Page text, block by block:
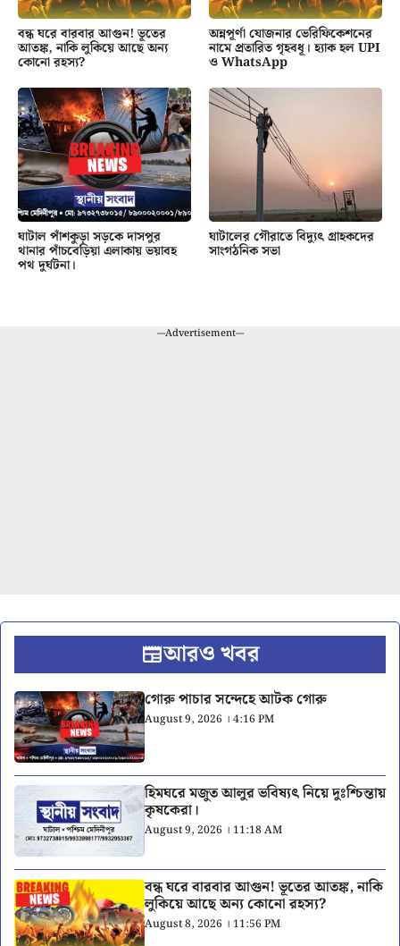
বন্ধ ঘরে বারবার আগুন! ভূতের
আতঙ্ক, নাকি লুকিয়ে আছে অন্য
কোনো রহস্য?
অন্নপূর্ণা যোজনার ভেরিফিকেশনের
নামে প্রতারিত গৃহবধূ। হ্যাক হল UPI
ও WhatsApp
ঘাটাল পাঁশকুড়া সড়কে দাসপুর
থানার পাঁচবেড়িয়া এলাকায় ভয়াবহ
পথ দুর্ঘটনা।
ঘাটালের গৌরাতে বিদ্যুৎ গ্রাহকদের
সাংগঠনিক সভা
---Advertisement---
আরও খবর
গোরু পাচার সন্দেহে আটক গোরু
August 9, 2026 । 4:16 PM
হিমঘরে মজুত আলুর ভবিষ্যৎ নিয়ে দুঃশ্চিন্তায়
কৃষকেরা।
August 9, 2026 । 11:18 AM
বন্ধ ঘরে বারবার আগুন! ভূতের আতঙ্ক, নাকি
লুকিয়ে আছে অন্য কোনো রহস্য?
August 8, 2026 । 11:56 PM